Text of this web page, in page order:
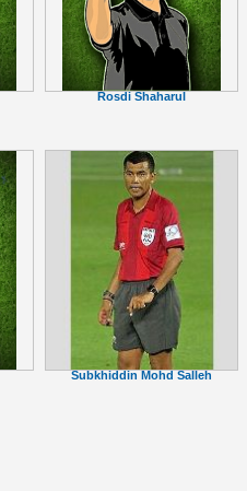
Rosdi Shaharul
Subkhiddin Mohd Salleh